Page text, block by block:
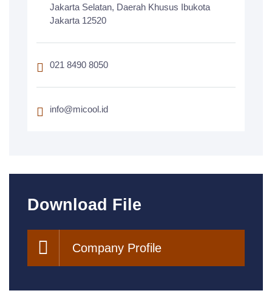
Jakarta Selatan, Daerah Khusus Ibukota
Jakarta 12520
021 8490 8050
info@micool.id
Download File
Company Profile